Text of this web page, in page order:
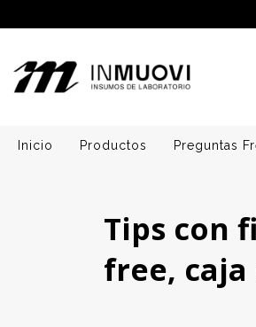
Inicio Productos Preguntas
Tips con
free, caja